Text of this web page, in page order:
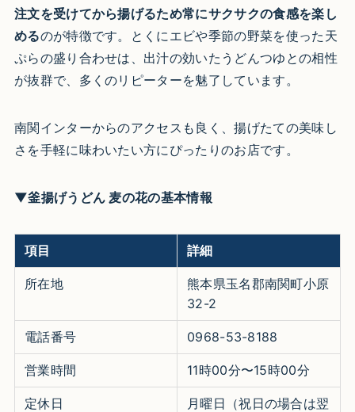
注文を受けてから揚げるため常にサクサクの食感を楽し
めるのが特徴です。とくにエビや季節の野菜を使った天
ぷらの盛り合わせは、出汁の効いたうどんつゆとの相性
が抜群で、多くのリピーターを魅了しています。
南関インターからのアクセスも良く、揚げたての美味し
さを手軽に味わいたい方にぴったりのお店です。
▼釜揚げうどん 麦の花の基本情報
項目 詳細
所在地
熊本県玉名郡南関町小原
32-2
電話番号 0968-53-8188
営業時間 11時00分〜15時00分
定休日
月曜日（祝日の場合は翌